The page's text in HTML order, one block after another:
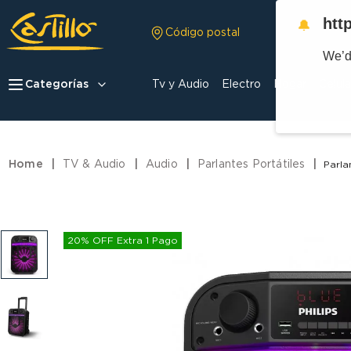
Código postal
Categorías Tv y Audio Electro
TV & Audio Audio Parlantes Portátiles
20% OFF Extra 1 Pago
🔔